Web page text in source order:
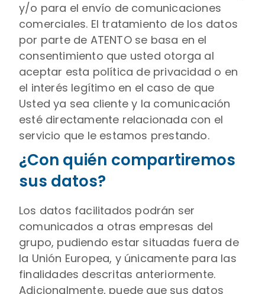
y/o para el envío de comunicaciones
comerciales. El tratamiento de los datos
por parte de ATENTO se basa en el
consentimiento que usted otorga al
aceptar esta política de privacidad o en
el interés legítimo en el caso de que
Usted ya sea cliente y la comunicación
esté directamente relacionada con el
servicio que le estamos prestando.
¿Con quién compartiremos
sus datos?
Los datos facilitados podrán ser
comunicados a otras empresas del
grupo, pudiendo estar situadas fuera de
la Unión Europea, y únicamente para las
finalidades descritas anteriormente.
Adicionalmente, puede que sus datos